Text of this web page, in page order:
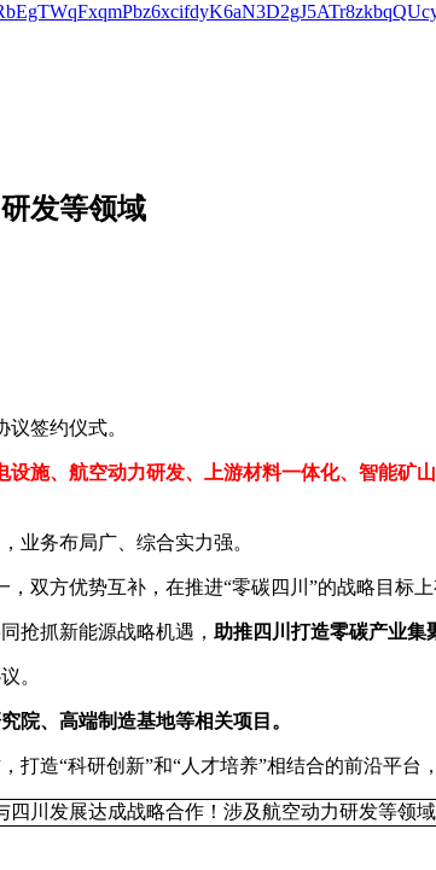
发等领域
签约仪式。
设施、航空动力研发、上游材料一体化、智能矿
业务布局广、综合实力强。
双方优势互补，在推进“零碳四川”的战略目标
抢抓新能源战略机遇， 助推四川打造零碳产业集
。
院、高端制造基地等相关项目。
造“科研创新”和“人才培养”相结合的前沿平